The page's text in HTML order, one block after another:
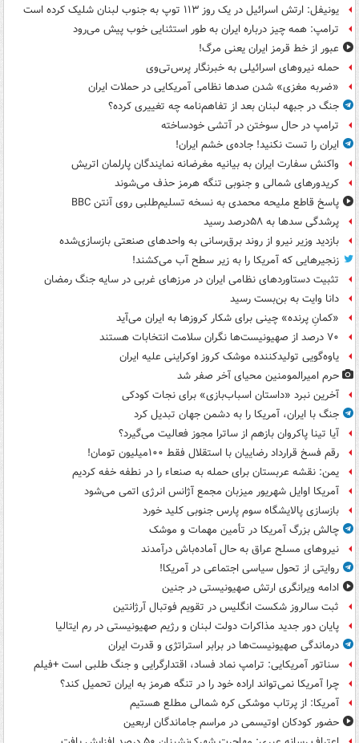
یونیفل: ارتش اسرائیل در یک روز ۱۱۳ توپ به جنوب لبنان شلیک کرده است
ترامپ: همه چیز درباره ایران به طور استثنایی خوب پیش می‌رود
عبور از خط قرمز ایران یعنی مرگ!
حمله نیروهای اسرائیلی به خبرنگار پرس‌تی‌وی
«ضربه مغزی» شدن صدها نظامی آمریکایی در حملات ایران
جنگ در جبهه لبنان بعد از تفاهم‌نامه چه تغییری کرده؟
ترامپ در حال سوختن در آتشی خودساخته
ایران را تست نکنید! جاده‌ی خشم ایران!
واکنش سفارت ایران به بیانیه مغرضانه نمایندگان پارلمان اتریش
کریدورهای شمالی و جنوبی تنگه هرمز حذف می‌شوند
پاسخ قاطع ملیحه محمدی به نسخه تسلیم‌طلبی روی آنتن BBC
پرشدگی سدها به ۵۸درصد رسید
بازدید وزیر نیرو از روند برق‌رسانی به واحدهای صنعتی بازسازی‌شده
زنجیرهایی که آمریکا را به زیر سطح آب می‌کشند!
تثبیت دستاوردهای نظامی ایران در مرزهای غربی در سایه جنگ رمضان
دانا وایت به بن‌بست رسید
«کمانِ پرنده» چینی برای شکار کروزها به ایران می‌آید
۷۰ درصد از صهیونیست‌ها نگران سلامت انتخابات هستند
یاوه‌گویی تولیدکننده موشک کروز اوکراینی علیه ایران
حرم امیرالمومنین محیای آخر صفر شد
آخرین نبرد «داستان اسباب‌بازی» برای نجات کودکی
جنگ با ایران، آمریکا را به دشمن جهان تبدیل کرد
آیا تینا پاکروان بازهم از ساترا مجوز فعالیت می‌گیرد؟
رقم فسخ قرارداد رضاییان با استقلال فقط ۱۰۰میلیون تومان!
یمن: نقشه عربستان برای حمله به صنعاء را در نطفه خفه کردیم
آمریکا اوایل شهریور میزبان مجمع آژانس انرژی اتمی می‌شود
بازسازی پالایشگاه سوم پارس جنوبی کلید خورد
چالش بزرگ آمریکا در تأمین مهمات و موشک
نیروهای مسلح عراق به حال آماده‌باش درآمدند
روایتی از تحول سیاسی اجتماعی در آمریکا!
ادامه ویرانگری ارتش صهیونیستی در جنین
ثبت سالروز شکست انگلیس در تقویم فوتبال آرژانتین
پایان دور جدید مذاکرات دولت لبنان و رژیم صهیونیستی در رم ایتالیا
درماندگی صهیونیست‌ها در برابر استراتژی و قدرت ایران
سناتور آمریکایی: ترامپ نماد فساد، اقتدارگرایی و جنگ طلبی است +فیلم
چرا آمریکا نمی‌تواند اراده خود را در تنگه هرمز به ایران تحمیل کند؟
آمریکا: از پرتاب موشکی کره شمالی مطلع هستیم
حضور کودکان اوتیسمی در مراسم جاماندگان اربعین